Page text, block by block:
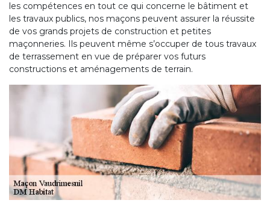
les compétences en tout ce qui concerne le bâtiment et
les travaux publics, nos maçons peuvent assurer la réussite
de vos grands projets de construction et petites
maçonneries. Ils peuvent même s’occuper de tous travaux
de terrassement en vue de préparer vos futurs
constructions et aménagements de terrain.